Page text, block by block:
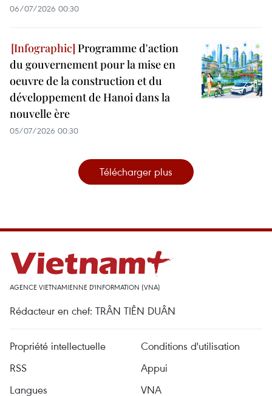
06/07/2026 00:30
Programme d'action
du gouvernement pour la mise en
oeuvre de la construction et du
développement de Hanoi dans la
nouvelle ère
05/07/2026 00:30
Télécharger plus
AGENCE VIETNAMIENNE D'INFORMATION (VNA)
Rédacteur en chef: TRÂN TIÊN DUÂN
Propriété intellectuelle
Conditions d'utilisation
RSS
Appui
Langues
VNA